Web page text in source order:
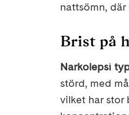
nattsömn, där
Brist på
Narkolepsi
störd, med
vilket har stor